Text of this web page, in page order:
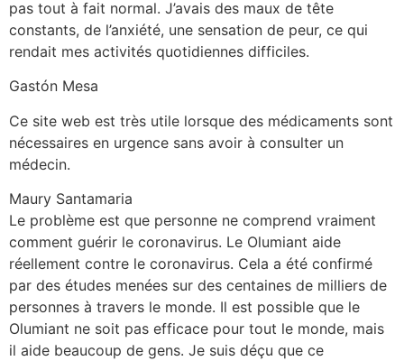
pas tout à fait normal. J’avais des maux de tête
constants, de l’anxiété, une sensation de peur, ce qui
rendait mes activités quotidiennes difficiles.
Gastón Mesa
Ce site web est très utile lorsque des médicaments sont
nécessaires en urgence sans avoir à consulter un
médecin.
Maury Santamaria
Le problème est que personne ne comprend vraiment
comment guérir le coronavirus. Le Olumiant aide
réellement contre le coronavirus. Cela a été confirmé
par des études menées sur des centaines de milliers de
personnes à travers le monde. Il est possible que le
Olumiant ne soit pas efficace pour tout le monde, mais
il aide beaucoup de gens. Je suis déçu que ce